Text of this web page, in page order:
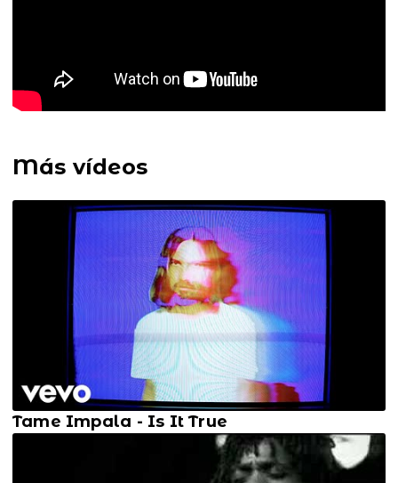
Más vídeos
Tame Impala - Is It True